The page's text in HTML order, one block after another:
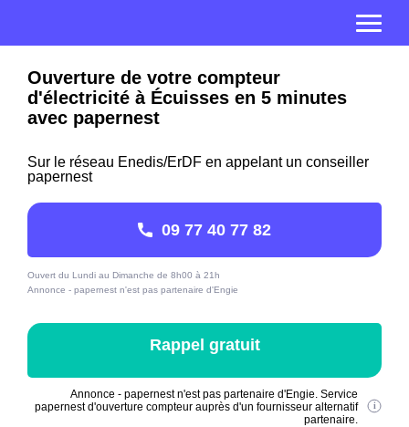
Ouverture de votre compteur
d'électricité à Écuisses en 5 minutes
avec papernest
Sur le réseau Enedis/ErDF en appelant un conseiller
papernest
09 77 40 77 82
Ouvert du Lundi au Dimanche de 8h00 à 21h
Annonce - papernest n'est pas partenaire d'Engie
Rappel gratuit
Annonce - papernest n'est pas partenaire d'Engie. Service
papernest d'ouverture compteur auprès d'un fournisseur alternatif
partenaire.